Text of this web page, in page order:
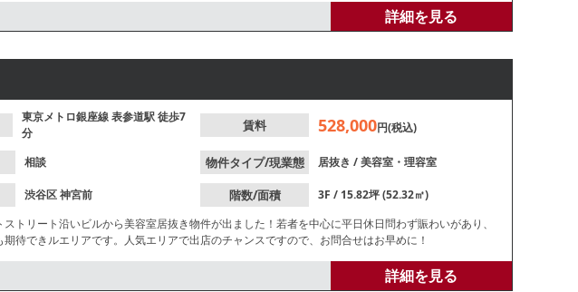
詳細を見る
東京メトロ銀座線表参道駅徒歩7
分
賃料 528,000円(税込)
相談 物件タイプ/現業態 居抜き /美容室・理容室
渋谷区神宮前 階数/面積
3F / 15.82坪 (52.32㎡)
ストリート沿いビルから美容室居抜き物件が出ました！若者を中心に平日休日問わず賑わいがあり、
待できルエリアです。人気エリアで出店のチャンスですので、お問合せはお早めに！
詳細を見る